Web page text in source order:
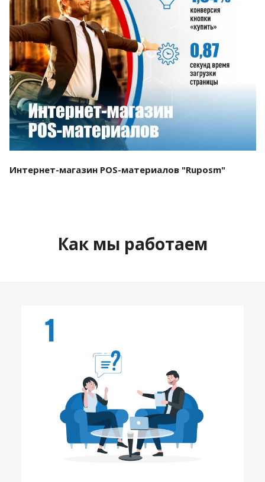
Смотреть проект
Интернет-магазин POS-материалов "Ruposm"
Как мы работаем
1